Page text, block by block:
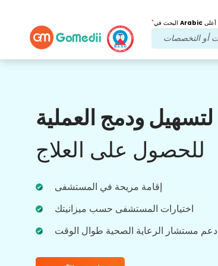
* Arabic
لتسهيل ودمج العملية
للحصول على العلاج
إقامة مريحة في المستشفى
اختيارات المستشفى حسب ميزانيتك
دعم مستشار الرعاية الصحية طوال الوقت
بعد العلاجمتابعة الرعاية
احصل على دعم طبي ودعم للمرضى على مدار
الساعة طوال أيام الأسبوع مع فريقنا الذي يعالج